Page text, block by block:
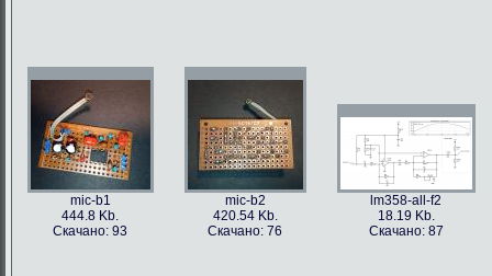
mic-b1
444.8 Kb.
Скачано: 93
mic-b2
420.54 Kb.
Скачано: 76
lm358-all-f2
18.19 Kb.
Скачано: 87